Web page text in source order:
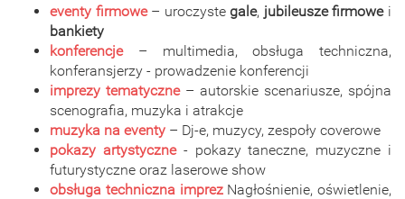
eventy firmowe– uroczystegale, jubileusze firmowei
bankiety
konferencje– multimedia, obsługa techniczna,
konferansjerzy - prowadzenie konferencji
imprezy tematyczne– autorskie scenariusze, spójna
scenografia, muzyka i atrakcje
muzyka na eventy – Dj-e, muzycy, zespoły coverowe
pokazy artystyczne- pokazy taneczne, muzyczne i
futurystyczne oraz laserowe show
obsługa techniczna imprezNagłośnienie, oświetlenie,